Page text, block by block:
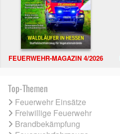
FEUERWEHR-MAGAZIN 4/2026
Top-Themen
Feuerwehr Einsätze
Freiwillige Feuerwehr
Brandbekämpfung